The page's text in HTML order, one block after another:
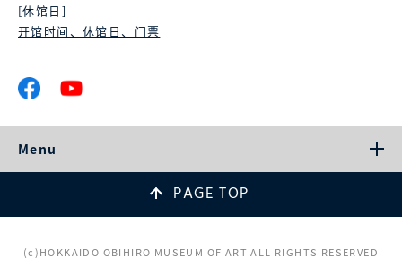
[休馆日]
开馆时间、休馆日、门票
Menu
PAGE TOP
(c)HOKKAIDO OBIHIRO MUSEUM OF ART ALL RIGHTS RESERVED